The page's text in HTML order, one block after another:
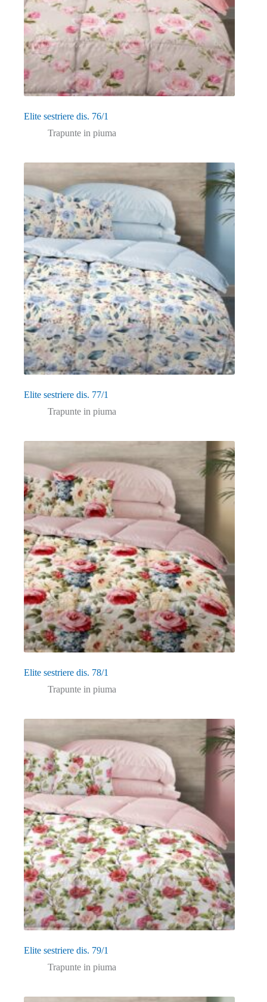
Elite sestriere dis. 76/1
Trapunte in piuma
Elite sestriere dis. 77/1
Trapunte in piuma
Elite sestriere dis. 78/1
Trapunte in piuma
Elite sestriere dis. 79/1
Trapunte in piuma